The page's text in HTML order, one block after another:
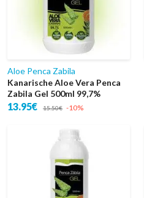
Aloe Penca Zabila
Kanarische Aloe Vera Penca
Zabila Gel 500ml 99,7%
13.95€ 15.50€ -10%